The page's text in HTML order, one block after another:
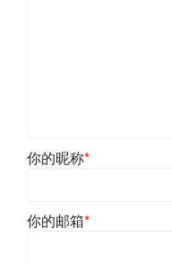
你的昵称*
你的邮箱*